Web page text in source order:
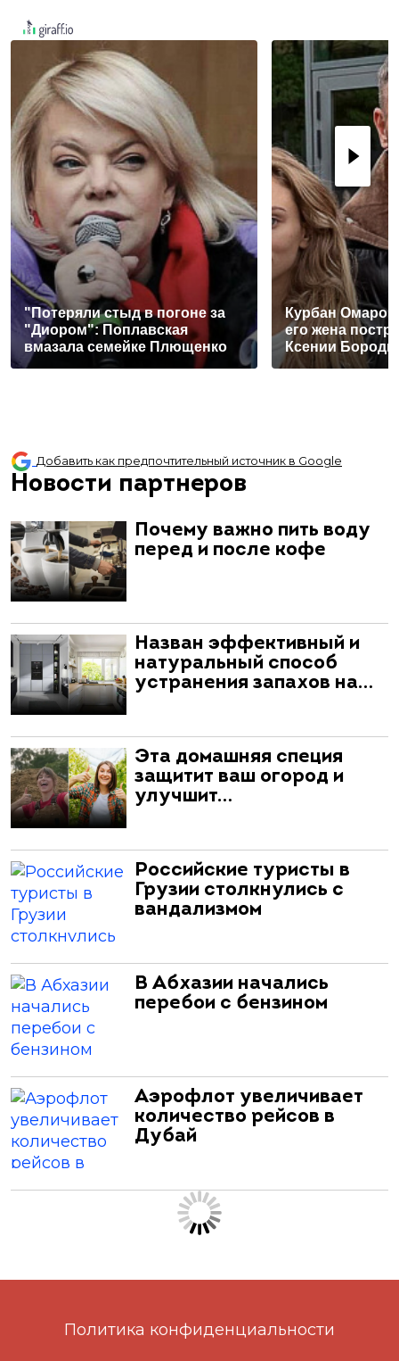
"Потеряли стыд в погоне за
"Диором": Поплавская
вмазала семейке Плющенко
Курбан Омаров
его жена
Ксении
Добавить как предпочтительный источник в Google
Новости партнеров
Почему важно пить воду
перед и после кофе
Назван эффективный и
натуральный способ
устранения запахов на…
Эта домашняя специя
защитит ваш огород и
улучшит…
Российские туристы в
Грузии столкнулись с
вандализмом
В Абхазии начались
перебои с бензином
Аэрофлот увеличивает
количество рейсов в
Дубай
Политика конфиденциальности